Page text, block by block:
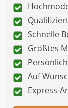
Schnelle
Größtes
Auf
Express-